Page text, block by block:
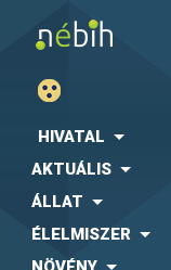
HIVATAL
AKTUÁLIS
ÁLLAT
ÉLELMISZER